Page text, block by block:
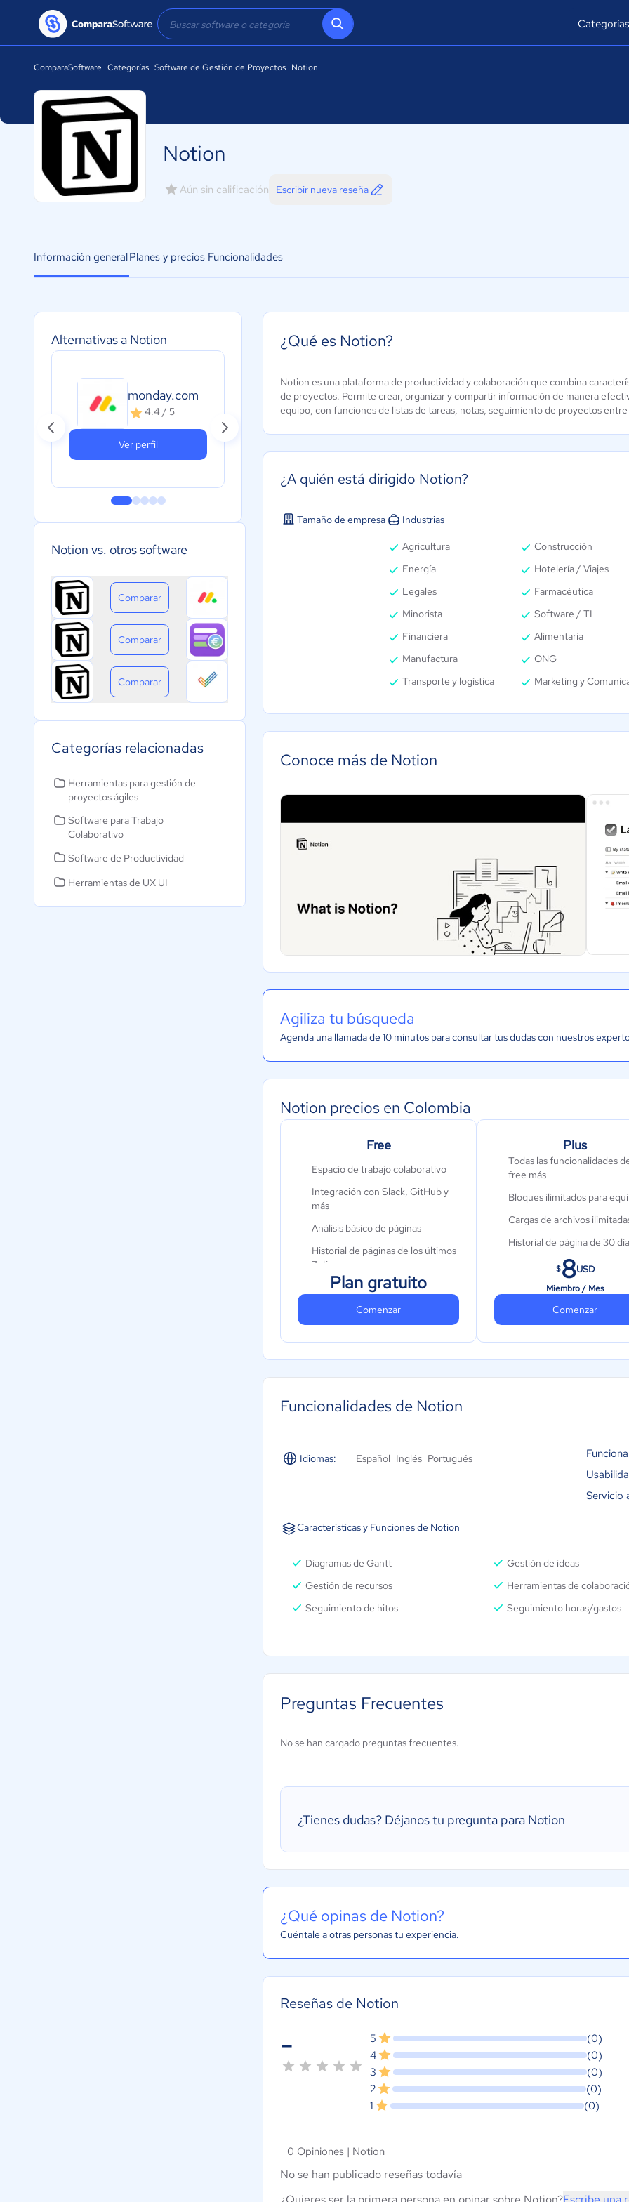
Categorías
ComparaSoftware Categorías Software de Gestión de Proyectos Notion
Notion
Aún sin calificación Escribir nueva reseña
Información generalPlanes y precios Funcionalidades
Alternativas a Notion
monday.com
4.4 / 5
Ver perfil
Presuo
Aún sin
Zoho Projects
0 / 5
Notion vs. otros software
Comparar
Comparar
Comparar
Categorías relacionadas
Herramientas para gestión de
proyectos ágiles
Software para Trabajo
Colaborativo
Software de Productividad
Herramientas de UX UI
¿Qué es Notion?
Notion es una plataforma de productividad y colaboración que combina
de proyectos. Permite crear, organizar y compartir información de manera
equipo, con funciones de listas de tareas, notas, seguimiento de proyectos entre
¿A quién está dirigido Notion?
Tamaño de empresa Industrias
Agricultura Construcción
Energía
Hotelería / Viajes
Legales
Farmacéutica
Minorista
Software / TI
Financiera
Alimentaria
Manufactura
ONG
Transporte y logística
Marketing y
Conoce más de Notion
Agiliza tu búsqueda
Agenda una llamada de 10 minutos para consultar tus dudas con nuestros
Notion precios en Colombia
Free
Espacio de trabajo colaborativo
Integración con Slack, GitHub y
más
Análisis básico de páginas
Historial de páginas de los últimos
7 días
Invita a 10 invitados
Plan gratuito
Comenzar
Plus
Todas las funcionalidades
free más
Bloques ilimitados para
Cargas de archivos
Historial de página de 30
Invita a 100 invitados
$8USD
Miembro / Mes
Comenzar
Funcionalidades de Notion
Idiomas: Español Inglés Portugués
Servicio
Características y Funciones de Notion
Diagramas de Gantt Gestión de ideas
Gestión de recursos
Herramientas de
Seguimiento de hitos
Seguimiento horas/gastos
Preguntas Frecuentes
No se han cargado preguntas frecuentes.
¿Tienes dudas? Déjanos tu pregunta para Notion
¿Qué opinas de Notion?
Cuéntale a otras personas tu experiencia.
Reseñas de Notion
- 5
(0)
4
(0)
3
(0)
2
(0)
1
(0)
0 Opiniones | Notion
No se han publicado reseñas todavía